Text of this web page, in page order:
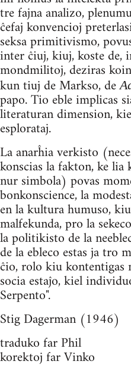
tre fajna analizo,
ĉefaj konvencioj
seksa primitivismo,
inter ĉiuj, kiuj, koste de,
mondmilitoj, deziras
kun tiuj de Markso, de
papo. Tio eble implicas
literaturan dimension,
esplorataj.
La anarĥia verkisto
konscias la fakton, ke
nur simbola) povas
bonkonscience, la
en la kultura humuso,
malfekunda, pro la
la politikisto de la
de la ebleco estas ja tro
ĉio, rolo kiu kontentigas
socia estaĵo, kiel
Serpento".
Stig Dagerman (1946)
traduko far Phil
korektoj far Vinko